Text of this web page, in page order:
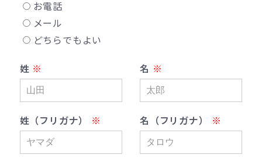
お電話
メール
どちらでもよい
姓 名
姓（フリガナ） 名（フリガナ）